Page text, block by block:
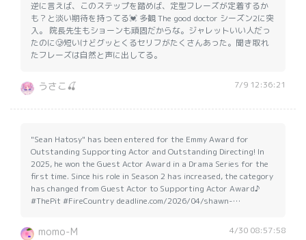
逆に言えば、このステップを踏めば、定型フレーズが定着するか
も？と淡い期待を持ってる💓 多観 The good doctor シーズン2に突
入。 院長先生もショーンも頑固だからな。ジャレットいい人だっ
たのに🥲短いけどグッとくるセリフがたくさんあった。聞き取れ
たフレーズは自然と声に出してる。
うさこ🍒 7/9 12:36:21
"Sean Hatosy" has been entered for the Emmy Award for
Outstanding Supporting Actor and Outstanding Directing! In
2025, he won the Guest Actor Award in a Drama Series for the
first time. Since his role in Season 2 has increased, the category
has changed from Guest Actor to Supporting Actor Award♪
#ThePit #FireCountry deadline.com/2026/04/shawn-…
momo-M 4/30 08:57:58